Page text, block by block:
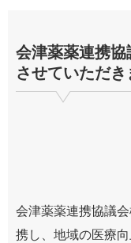
会津薬薬連携協
させていただき
会津薬薬連携協議
携し、地域の医療